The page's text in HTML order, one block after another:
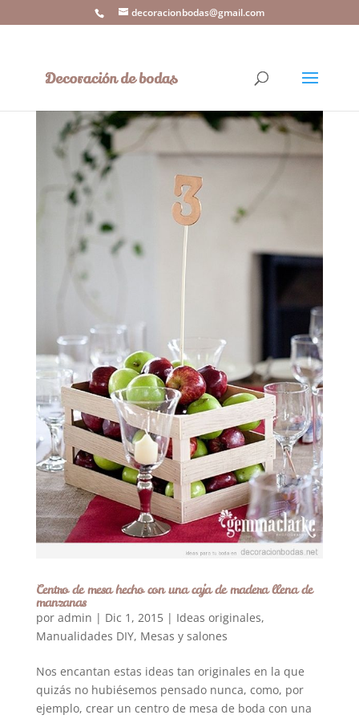
decoracionbodas@gmail.com
Centro de mesa hecho con una caja de madera llena de
manzanas
por admin | Dic 1, 2015| Ideas originales,
Manualidades DIY, Mesas y salones
Nos encantan estas ideas tan originales en la que
quizás no hubiésemos pensado nunca, como, por
ejemplo, crear un centro de mesa de boda con una